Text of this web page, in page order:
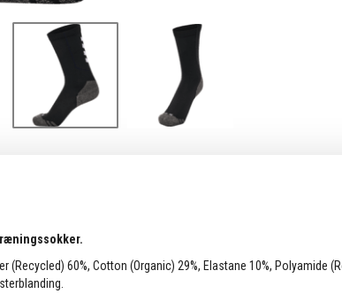
(Recycled) 60%, Cotton (Organic) 29%, Elastane 10%, Polyamide